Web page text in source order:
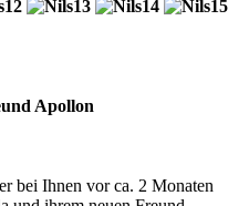
Apollon
bei Ihnen vor ca. 2 Monaten